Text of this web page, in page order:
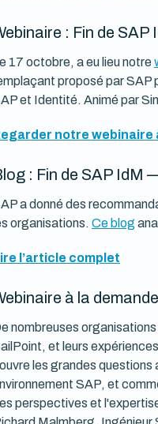
: Fin de
17 octobre, a eu lieu notre
proposé par SAP
et Identité. Animé par
notre webinaire
: Fin de SAP IdM
a donné des
organisations. Ce blog
l’article complet
à la
nombreuses
et leurs
les grandes questions
SAP, et
perspectives et